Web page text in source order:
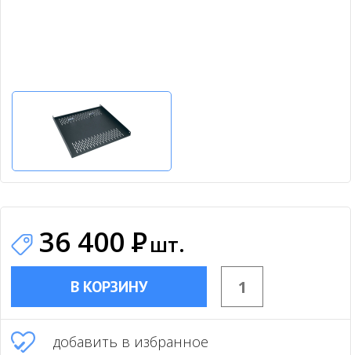
36 400 Ршт.
В КОРЗИНУ
добавить в избранное